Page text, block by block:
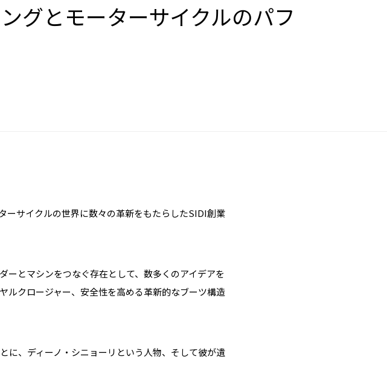
グとモーターサイクルのパフ
ーサイクルの世界に数々の革新をもたらしたSIDI創業
ーとマシンをつなぐ存在として、数多くのアイデアを
クロージャー、安全性を高める革新的なブーツ構造――
に、ディーノ・シニョーリという人物、そして彼が遺